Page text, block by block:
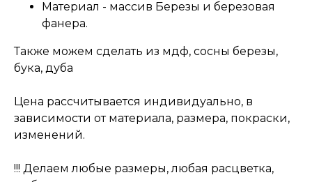
Материал - массив Березы и березовая
фанера.
Также можем сделать из мдф, сосны березы,
бука, дуба
Цена рассчитывается индивидуально, в
зависимости от материала, размера, покраски,
изменений.
!!! Делаем любые размеры, любая расцветка,